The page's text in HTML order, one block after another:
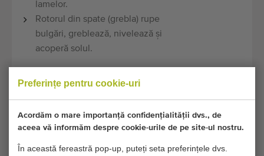
Preferințe pentru cookie-uri
Acordăm o mare importanță confidențialității dvs., de
aceea vă informăm despre cookie-urile de pe site-ul nostru.
În această fereastră pop-up, puteți seta preferințele dvs.
lamelor.
Rotorul din spate (grebla) rupe
bulgări, greblează, nivelează și
acoperă solul.
transport:
(lungime x lățime x înălțime)